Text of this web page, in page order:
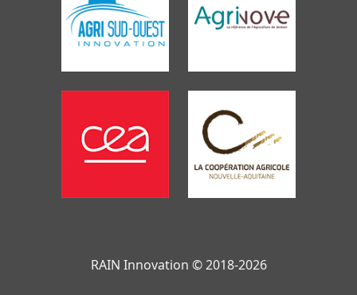
RAIN Innovation © 2018-2026